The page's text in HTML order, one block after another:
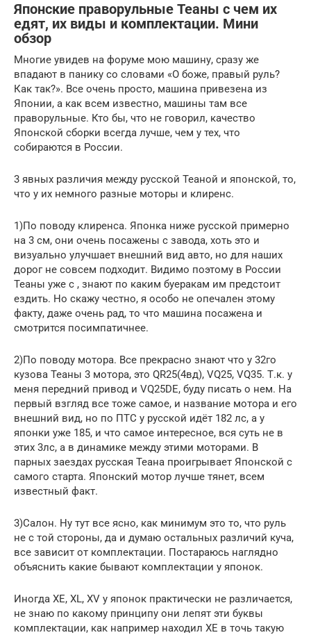
Японские праворульные Теаны с чем их
едят, их виды и комплектации. Мини
обзор
Многие увидев на форуме мою машину, сразу же
впадают в панику со словами «О боже, правый руль?
Как так?». Все очень просто, машина привезена из
Японии, а как всем известно, машины там все
праворульные. Кто бы, что не говорил, качество
Японской сборки всегда лучше, чем у тех, что
собираются в России.
3 явных различия между русской Теаной и японской, то,
что у их немного разные моторы и клиренс.
1)По поводу клиренса. Японка ниже русской примерно
на 3 см, они очень посажены с завода, хоть это и
визуально улучшает внешний вид авто, но для наших
дорог не совсем подходит. Видимо поэтому в России
Теаны уже с , знают по каким буеракам им предстоит
ездить. Но скажу честно, я особо не опечален этому
факту, даже очень рад, то что машина посажена и
смотрится посимпатичнее.
2)По поводу мотора. Все прекрасно знают что у 32го
кузова Теаны 3 мотора, это QR25(4вд), VQ25, VQ35. Т.к. у
меня передний привод и VQ25DE, буду писать о нем. На
первый взгляд все тоже самое, и название мотора и его
внешний вид, но по ПТС у русской идёт 182 лс, а у
японки уже 185, и что самое интересное, вся суть не в
этих 3лс, а в динамике между этими моторами. В
парных заездах русская Теана проигрывает Японской с
самого старта. Японский мотор лучше тянет, всем
известный факт.
3)Салон. Ну тут все ясно, как минимум это то, что руль
не с той стороны, да и думаю остальных различий куча,
все зависит от комплектации. Постараюсь наглядно
объяснить какие бывают комплектации у японок.
Иногда XE, XL, XV у японок практически не различается,
не знаю по какому принципу они лепят эти буквы
комплектации, как например находил XE в точь такую